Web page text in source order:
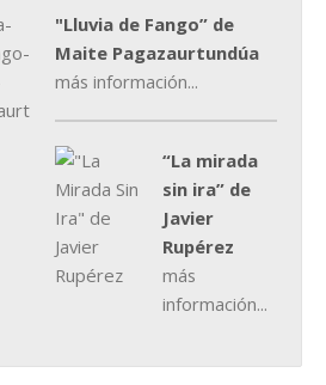
"Lluvia de Fango” de
Maite Pagazaurtundúa
más información...
“La mirada
sin ira” de
Javier
Rupérez
más
información...